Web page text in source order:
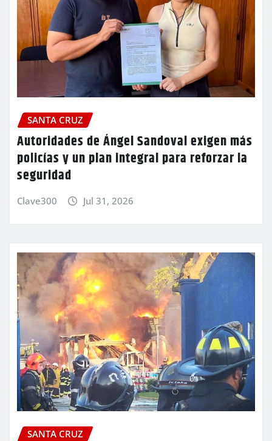
SANTA CRUZ
Autoridades de Ángel Sandoval exigen más
policías y un plan integral para reforzar la
seguridad
Clave300 Jul 31, 2026
SANTA CRUZ